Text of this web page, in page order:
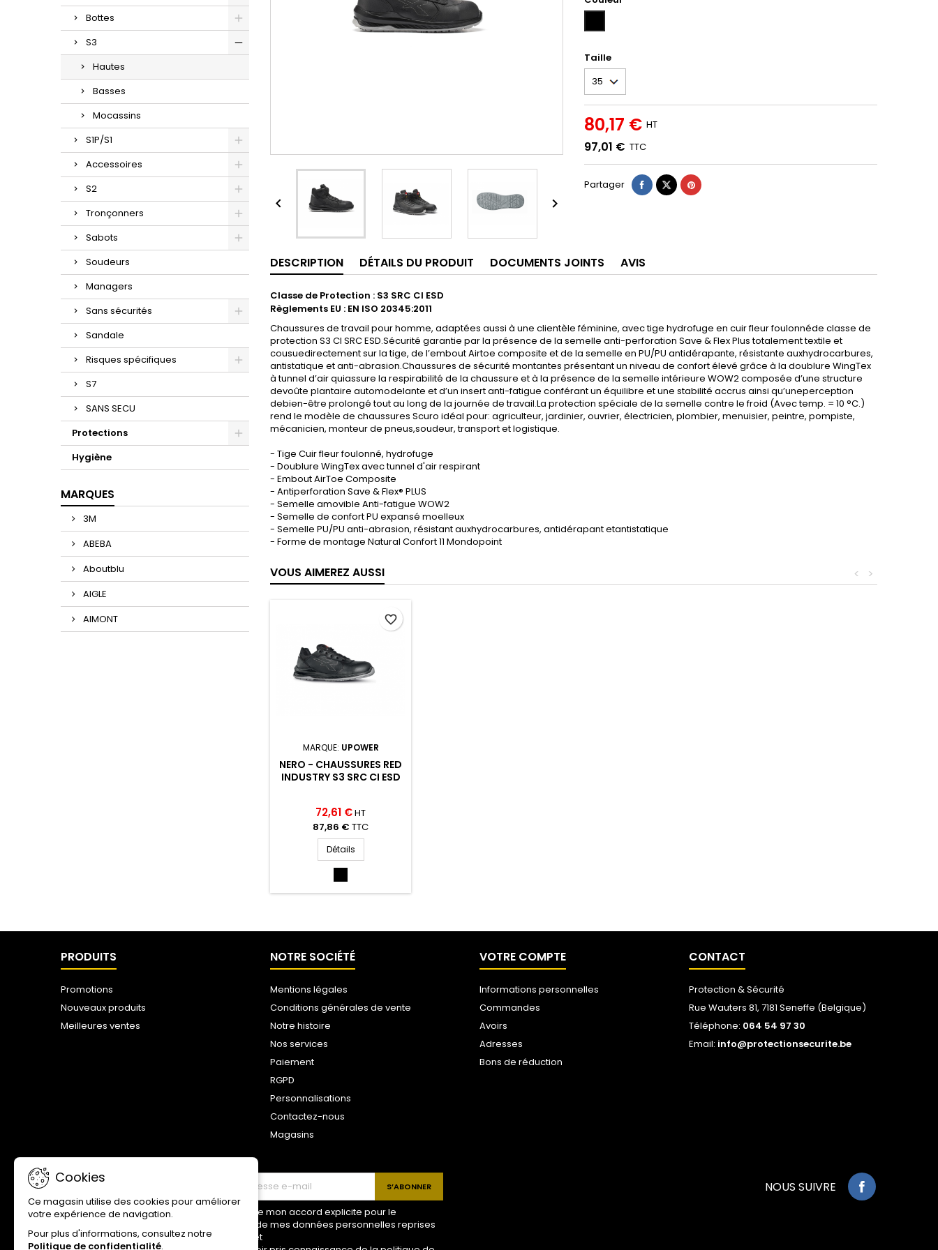
Bottes
S3
Hautes
Basses
Mocassins
S1P/S1
Accessoires
S2
Tronçonners
Sabots
Soudeurs
Managers
Sans sécurités
Sandale
Risques spécifiques
S7
SANS SECU
Protections
Hygiène
MARQUES
3M
ABEBA
Aboutblu
AIGLE
AIMONT
 
(NOIR)
Taille
80,17 € HT
97,01 € TTC
Partager
DESCRIPTION DÉTAILS DU PRODUIT DOCUMENTS JOINTS AVIS
Classe de Protection : S3 SRC CI ESD
Règlements EU : EN ISO 20345:2011
Chaussures de travail pour homme, adaptées aussi à une clientèle féminine, avec tige hydrofuge en cuir fleur foulonnéde classe de
protection S3 CI SRC ESD.Sécurité garantie par la présence de la semelle anti-perforation Save & Flex Plus totalement textile et
cousuedirectement sur la tige, de l’embout Airtoe composite et de la semelle en PU/PU antidérapante, résistante auxhydrocarbures,
antistatique et anti-abrasion.Chaussures de sécurité montantes présentant un niveau de confort élevé grâce à la doublure WingTex
à tunnel d’air quiassure la respirabilité de la chaussure et à la présence de la semelle intérieure WOW2 composée d’une structure
devoûte plantaire automodelante et d’un insert anti-fatigue conférant un équilibre et une stabilité accrus ainsi qu’uneperception
debien-être prolongé tout au long de la journée de travail.La protection spéciale de la semelle contre le froid (Avec temp. = 10 °C.)
rend le modèle de chaussures Scuro idéal pour: agriculteur, jardinier, ouvrier, électricien, plombier, menuisier, peintre, pompiste,
mécanicien, monteur de pneus,soudeur, transport et logistique.
- Tige Cuir fleur foulonné, hydrofuge
- Doublure WingTex avec tunnel d'air respirant
- Embout AirToe Composite
- Antiperforation Save & Flex® PLUS
- Semelle amovible Anti-fatigue WOW2
- Semelle de confortPU expansé moelleux
- Semelle PU/PU anti-abrasion, résistant auxhydrocarbures, antidérapant etantistatique
- Forme de montage Natural Confort 11 Mondopoint
VOUS AIMEREZ AUSSI >
<
MARQUE: UPOWER
NERO - CHAUSSURES RED
INDUSTRY S3 SRC CI ESD
72,61 €HT
87,86 € TTC
Détails
(NOIR)
favorite_border
PRODUITS
Promotions
Nouveaux produits
Meilleures ventes
NOTRE SOCIÉTÉ
Mentions légales
Conditions générales de vente
Notre histoire
Nos services
Paiement
RGPD
Personnalisations
Contactez-nous
Magasins
VOTRE COMPTE
Informations personnelles
Commandes
Avoirs
Adresses
Bons de réduction
CONTACT
Protection & Sécurité
Rue Wauters 81, 7181 Seneffe (Belgique)
Téléphone: 064 54 97 30
Email: info@protectionsecurite.be
Cookies
Ce magasin utilise des cookies pour améliorer
votre expérience de navigation.
Pour plus d'informations, consultez notre
Politique de confidentialité.
LETTRE D'INFORMATIONS
Je donne mon accord explicite pour le
traitement de mes données personnelles reprises
ci-dessus et
NOUS SUIVRE